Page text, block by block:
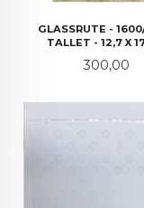
GLASSRUTE -
TALLET - 12,7 X
Pris
300,00